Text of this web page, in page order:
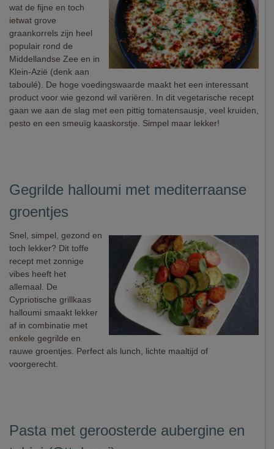
wat de fijne en toch
ietwat grove
graankorrels zijn heel
populair rond de
Middellandse Zee en in
Klein-Azië (denk aan
taboulé). De hoge voedingswaarde maakt het een interessant
product voor wie gezond wil variëren. In dit vegetarische recept
gaan we aan de slag met een pittig tomatensausje, veel kruiden,
pesto en een smeuïg kaaskorstje. Simpel maar lekker!
Gegrilde halloumi met mediterraanse
groentjes
Snel, simpel, gezond en
toch lekker? Dit toffe
recept met zonnige
vibes heeft het
allemaal. De
Cypriotische grillkaas
halloumi smaakt lekker
af in combinatie met
enkele gegrilde en
rauwe groentjes. Perfect als lunch, lichte maaltijd of
voorgerecht.
Pasta met geroosterde aubergine en